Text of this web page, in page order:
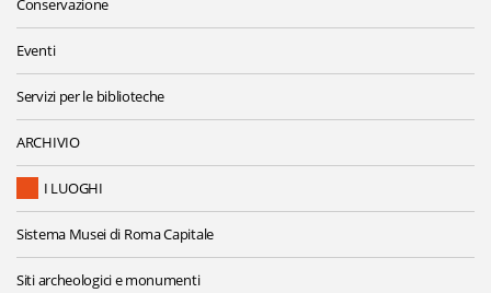
Conservazione
Eventi
Servizi per le biblioteche
ARCHIVIO
I LUOGHI
Sistema Musei di Roma Capitale
Siti archeologici e monumenti